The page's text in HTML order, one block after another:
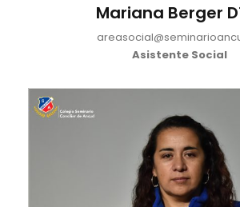
Mariana Berger
Asistente Social